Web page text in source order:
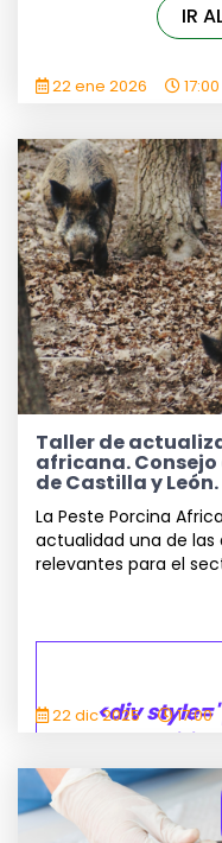
22 ene 2026 17:00
IR
Taller de
africana.
de Castilla y León.
La Peste Porcina
actualidad una de las
relevantes para el
22 dic 2025 17:00
<div
src="https://